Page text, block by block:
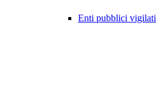
Enti pubblici vigilati